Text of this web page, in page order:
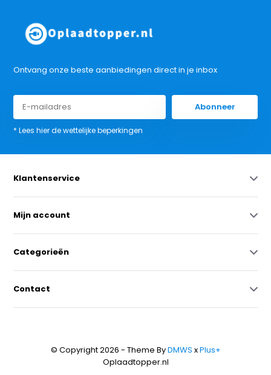
Ontvang onze beste aanbiedingen direct in je inbox
Abonneer
* Lees hier de wettelijke beperkingen
Klantenservice
Mijn account
Categorieën
Contact
© Copyright 2026 - Theme ByDMWS xPlus+
Oplaadtopper.nl